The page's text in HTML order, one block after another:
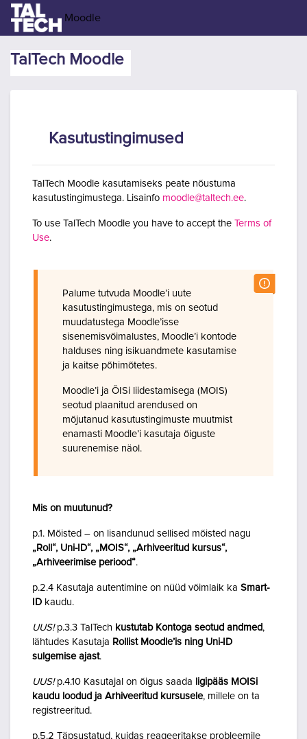
Jäta vahele peasisuni
Moodle
TalTech Moodle
Kasutustingimused
TalTech Moodle kasutamiseks peate nõustuma
kasutustingimustega. Lisainfo moodle@taltech.ee.
To use TalTech Moodle you have to accept the Terms of
Use.
Palume tutvuda Moodle’i uute
kasutustingimustega, mis on seotud
muudatustega Moodle’isse
sisenemisvõimalustes, Moodle’i kontode
halduses ning isikuandmete kasutamise
ja kaitse põhimõtetes.
Moodle’i ja ÕISi liidestamisega (MOIS)
seotud plaanitud arendused on
mõjutanud kasutustingimuste muutmist
enamasti Moodle’i kasutaja õiguste
suurenemise näol.
Mis on muutunud?
p.1. Mõisted – on lisandunud sellised mõisted nagu
„Roll“, Uni-ID“, „MOIS“, „Arhiveeritud kursus“,
„Arhiveerimise periood“.
p.2.4 Kasutaja autentimine on nüüd võimlaik ka Smart-
ID kaudu.
UUS!p.3.3 TalTech kustutab Kontoga seotud andmed,
lähtudes Kasutaja Rollist Moodle’is ning Uni-ID
sulgemise ajast.
UUS!p.4.10 Kasutajal on õigus saada ligipääs MOISi
kaudu loodud ja Arhiveeritud kursusele, millele on ta
registreeritud.
p.5.2 Täpsustatud, kuidas reageeritakse probleemile